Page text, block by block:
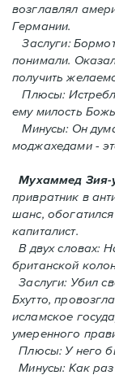
возглавлял
Германии.
Заслуги:
понимали.
получить
Плюсы:
ему милость
Минусы: Он
моджахедами -
Мухаммед Зия-
привратник в
шанс,
капиталист.
В двух словах:
британской
Заслуги: Убил
Бхутто,
исламское
умеренного
Плюсы: У него
Минусы: Как раз